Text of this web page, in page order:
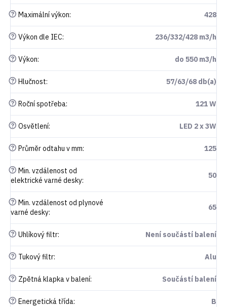
? Maximální výkon: 428
? Výkon dle IEC: 236/332/428 m3/h
? Výkon: do 550 m3/h
? Hlučnost: 57/63/68 db(a)
? Roční spotřeba: 121 W
? Osvětlení: LED 2 x 3W
? Průměr odtahu v mm: 125
? Min. vzdálenost od
elektrické varné desky:
50
? Min. vzdálenost od plynové
varné desky:
65
? Uhlíkový filtr: Není součástí balení
? Tukový filtr: Alu
? Zpětná klapka v balení: Součástí balení
? Energetická třída: B